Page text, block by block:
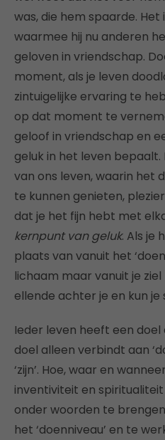
was, die hem spaarde.
waarmee hij nu anderen
geloven in vriendschap.
moment, als je leven
zintuigelijke ervaring te
op dat moment te
geloof in vriendschap en
geluk in het leven bepaalt.
van ons leven, waarin het
te kunnen genieten,
dat je het fijn hebt met
kernpunt van geluk. Als je
plaats van vanuit het
lichaam maar vanuit je
ellende achter je en kun je
Ieder leven heeft een doel
doel alleen verbindt aan
‘zijn’. Hoe, waar en
inventiviteit en
onder woorden te
het ‘doenniveau’ en te